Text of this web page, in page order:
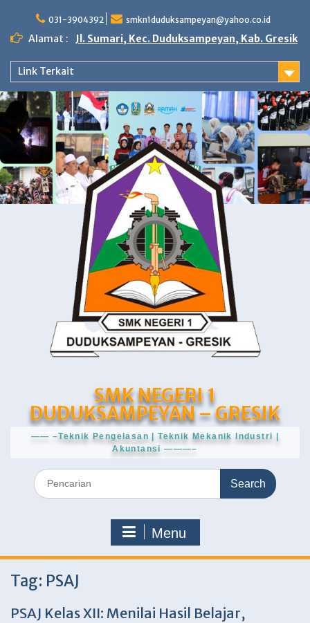
content
031-3904392 smkn1duduksampeyan@yahoo.co.id
Alamat : Jl. Sumari, Kec. Duduksampeyan, Kab. Gresik
Link Terkait
SMK NEGERI 1
DUDUKSAMPEYAN – GRESIK
—— –Teknik Pengelasan | Teknik Mekanik Industri |
Akuntansi ———–
Search
for:
Menu
Tag: PSAJ
PSAJ Kelas XII: Menilai Hasil Belajar,